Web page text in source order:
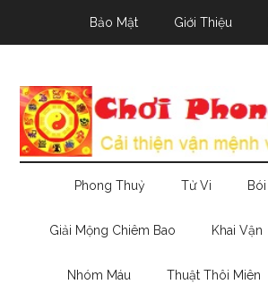
Bảo Mật Giới Thiệu
Phong Thuỷ Tử Vi
Giải Mộng Chiêm Bao Khai Vận
Nhóm Máu Thuật Thôi Miên